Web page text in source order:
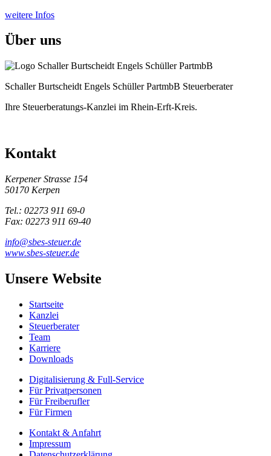
weitere Infos
Über uns
Schaller Burtscheidt Engels Schüller PartmbB Steuerberater
Ihre Steuerberatungs-Kanzlei im Rhein-Erft-Kreis.
Kontakt
Kerpener Strasse 154
50170 Kerpen
Tel.: 02273 911 69-0
Fax: 02273 911 69-40
info@sbes-steuer.de
www.sbes-steuer.de
Unsere Website
Startseite
Kanzlei
Steuerberater
Team
Karriere
Downloads
Digitalisierung & Full-Service
Für Privatpersonen
Für Freiberufler
Für Firmen
Kontakt & Anfahrt
Impressum